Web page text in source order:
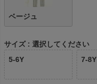
ベージュ
サイズ
選択してください
5-6Y
7-8Y